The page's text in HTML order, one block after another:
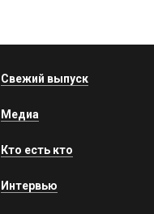
Свежий выпуск
Медиа
Кто есть кто
Интервью